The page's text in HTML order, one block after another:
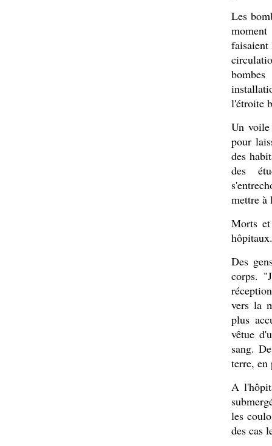
Les
l'étroite
Un voile
pour
des
des
mettre à
Morts et
hôpitaux.
Des
corps.
vers la
plus
vêtue
sang.
terre, en
A
les
des cas